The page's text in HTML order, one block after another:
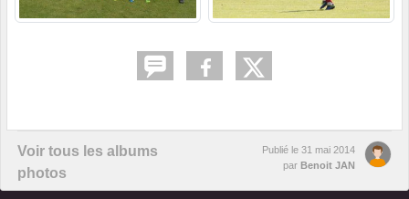
Voir tous les albums
photos
Publié le 31 mai 2014
par Benoit JAN